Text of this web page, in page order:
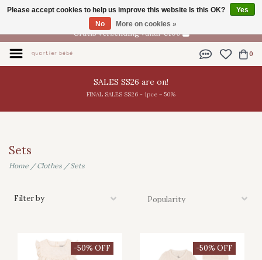
EN
Gratis verzending vanaf €100
0
SALES SS26 are on!
FINAL SALES SS26 - 1pce = 50%
Sets
Home /Clothes /Sets
Filter by
-50% OFF -50% OFF
Please accept cookies to help us improve this website Is this OK?
Yes
No
More on cookies »